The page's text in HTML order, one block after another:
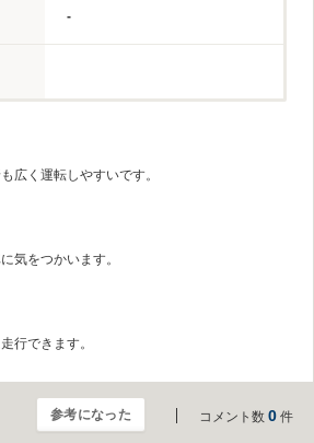
-
広く運転しやすいです。
気をつかいます。
行できます。
参考になった コメント数 0 件